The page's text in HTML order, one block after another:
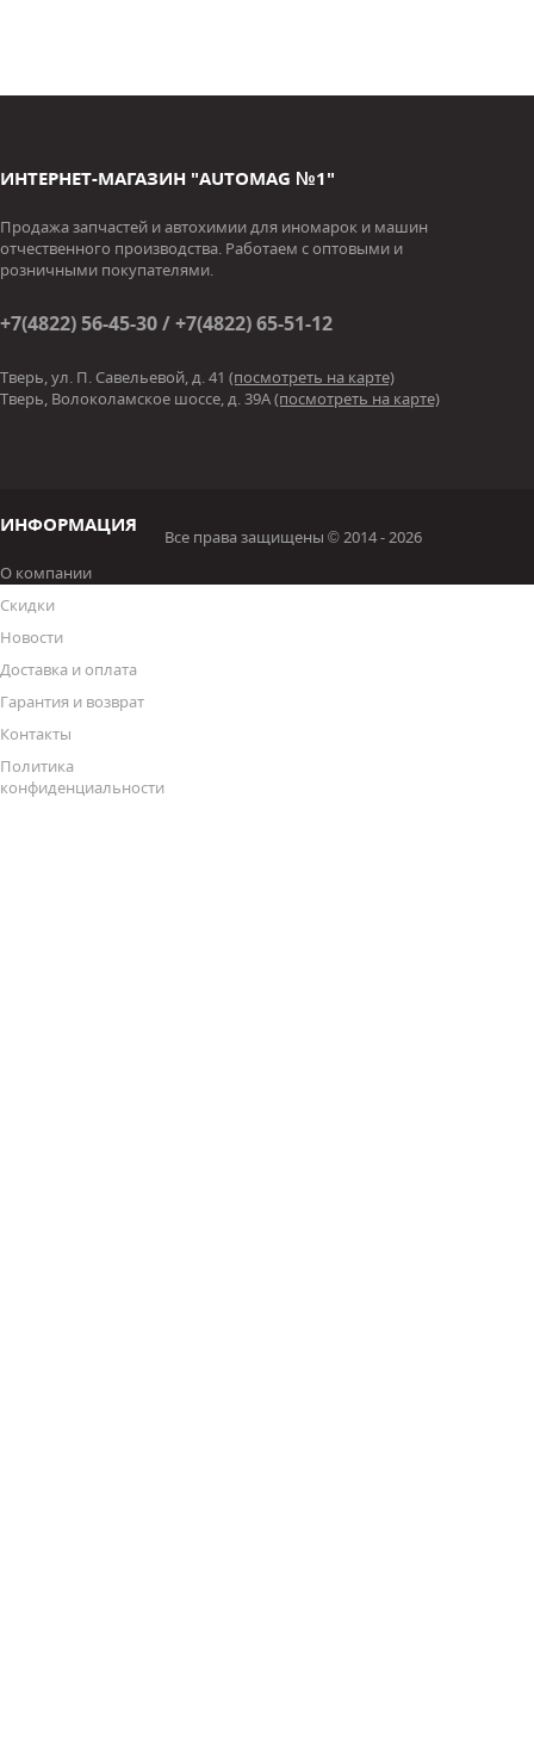
ИНТЕРНЕТ-МАГАЗИН "AUTOMAG №1"
Продажа запчастей и автохимии для иномарок и машин
отчественного производства. Работаем с оптовыми и
розничными покупателями.
+7(4822) 56-45-30 / +7(4822) 65-51-12
Тверь, ул. П. Савельевой, д. 41 (посмотреть на карте)
Тверь, Волоколамское шоссе, д. 39А(посмотреть на карте)
ИНФОРМАЦИЯ
О компании
Скидки
Новости
Доставка и оплата
Гарантия и возврат
Контакты
Политика
конфиденциальности
Все права защищены © 2014 - 2026